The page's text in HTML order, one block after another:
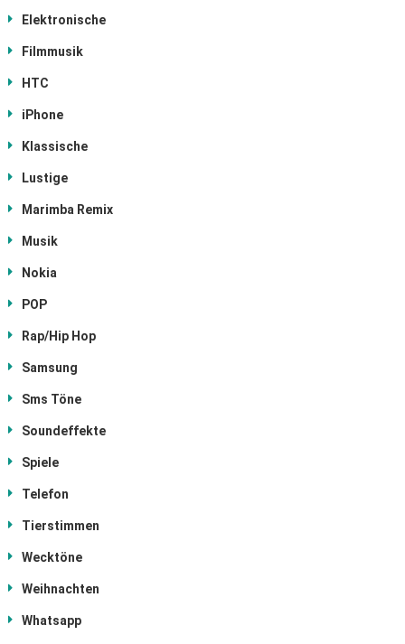
Elektronische
Filmmusik
HTC
iPhone
Klassische
Lustige
Marimba Remix
Musik
Nokia
POP
Rap/Hip Hop
Samsung
Sms Töne
Soundeffekte
Spiele
Telefon
Tierstimmen
Wecktöne
Weihnachten
Whatsapp